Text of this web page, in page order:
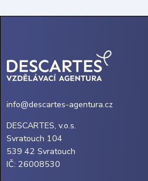
info@descartes-agentura.cz
DESCARTES, v.o.s.
Svratouch 104
539 42 Svratouch
IČ: 26008530